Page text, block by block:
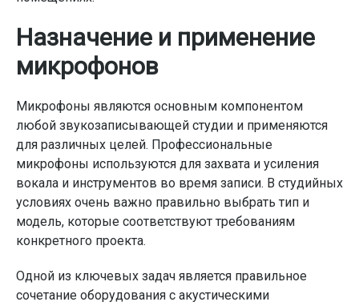
Назначение и применение
микрофонов
Микрофоны являются основным компонентом
любой звукозаписывающей студии и применяются
для различных целей. Профессиональные
микрофоны используются для захвата и усиления
вокала и инструментов во время записи. В студийных
условиях очень важно правильно выбрать тип и
модель, которые соответствуют требованиям
конкретного проекта.
Одной из ключевых задач является правильное
сочетание оборудования с акустическими